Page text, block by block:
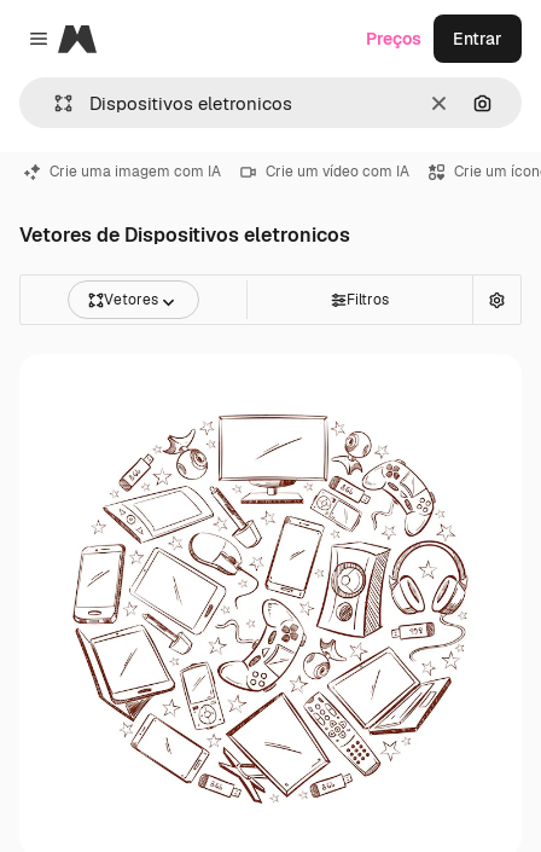
Close menu
Magnific
Limpar
Preços Entrar
Crie uma imagem com IA Crie um vídeo com IA Crie um
Vetores de Dispositivos eletronicos
Vetores Filtros